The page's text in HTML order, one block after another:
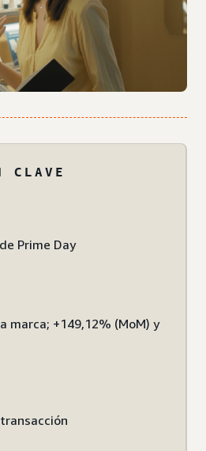
CLAVE
Prime Day
marca; +149,12% (MoM) y